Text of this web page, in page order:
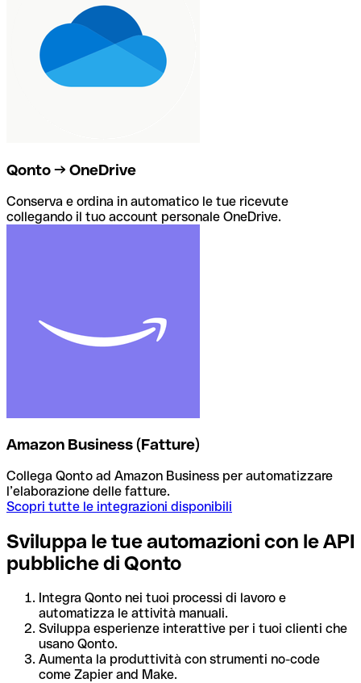
Qonto → OneDrive
Conserva e ordina in automatico le tue ricevute
collegando il tuo account personale OneDrive.
Amazon Business (Fatture)
Collega Qonto ad Amazon Business per automatizzare
l’elaborazione delle fatture.
Scopri tutte le integrazioni disponibili
Sviluppa le tue automazioni con le API
pubbliche di Qonto
Integra Qonto nei tuoi processi di lavoro e
automatizza le attività manuali.
Sviluppa esperienze interattive per i tuoi clienti che
usano Qonto.
Aumenta la produttività con strumenti no-code
come Zapier and Make.